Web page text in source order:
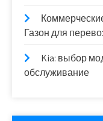
Газон для
Kia: выбор
обслуживание